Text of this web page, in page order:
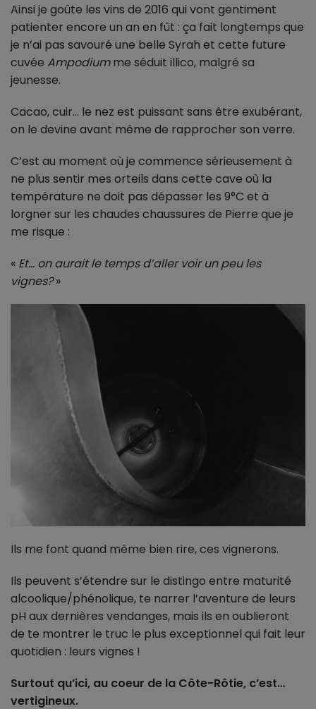
Ainsi je goûte les vins de 2016 qui vont gentiment
patienter encore un an en fût : ça fait longtemps que
je n’ai pas savouré une belle Syrah et cette future
cuvée Ampodiumme séduit illico, malgré sa
jeunesse.
Cacao, cuir… le nez est puissant sans être exubérant,
on le devine avant même de rapprocher son verre.
C’est au moment où je commence sérieusement à
ne plus sentir mes orteils dans cette cave où la
température ne doit pas dépasser les 9°C et à
lorgner sur les chaudes chaussures de Pierre que je
me risque :
« Et… on aurait le temps d’aller voir un peu les
vignes?»
Ils me font quand même bien rire, ces vignerons.
Ils peuvent s’étendre sur le distingo entre maturité
alcoolique/phénolique, te narrer l’aventure de leurs
pH aux dernières vendanges, mais ils en oublieront
de te montrer le truc le plus exceptionnel qui fait leur
quotidien : leurs vignes !
Surtout qu’ici, au coeur de la Côte-Rôtie, c’est…
vertigineux.